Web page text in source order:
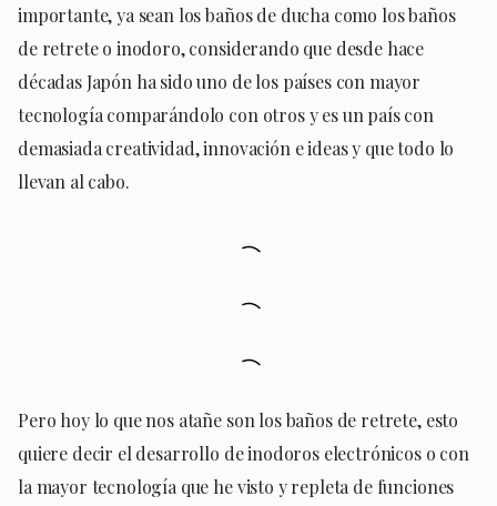
importante, ya sean los baños de ducha como los baños
de retrete o inodoro, considerando que desde hace
décadas Japón ha sido uno de los países con mayor
tecnología comparándolo con otros y es un país con
demasiada creatividad, innovación e ideas y que todo lo
llevan al cabo.
Pero hoy lo que nos atañe son los baños de retrete, esto
quiere decir el desarrollo de inodoros electrónicos o con
la mayor tecnología que he visto y repleta de funciones